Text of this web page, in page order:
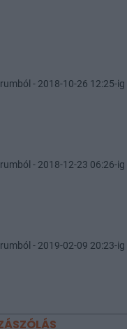
- 2018-10-26 12:25-
- 2018-12-23 06:26-
- 2019-02-09 20:23-